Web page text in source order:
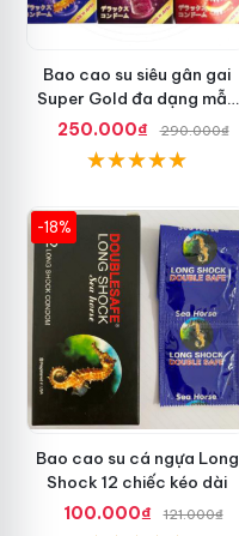
Bao cao su siêu gân gai
Super Gold đa dạng mẫu
mã mới lạ
250.000₫ 290.000₫
-18%
Bao cao su cá ngựa Long
Shock 12 chiếc kéo dài
100.000₫
121.000₫